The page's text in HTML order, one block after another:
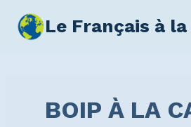
Le Français à
BOIP À LA